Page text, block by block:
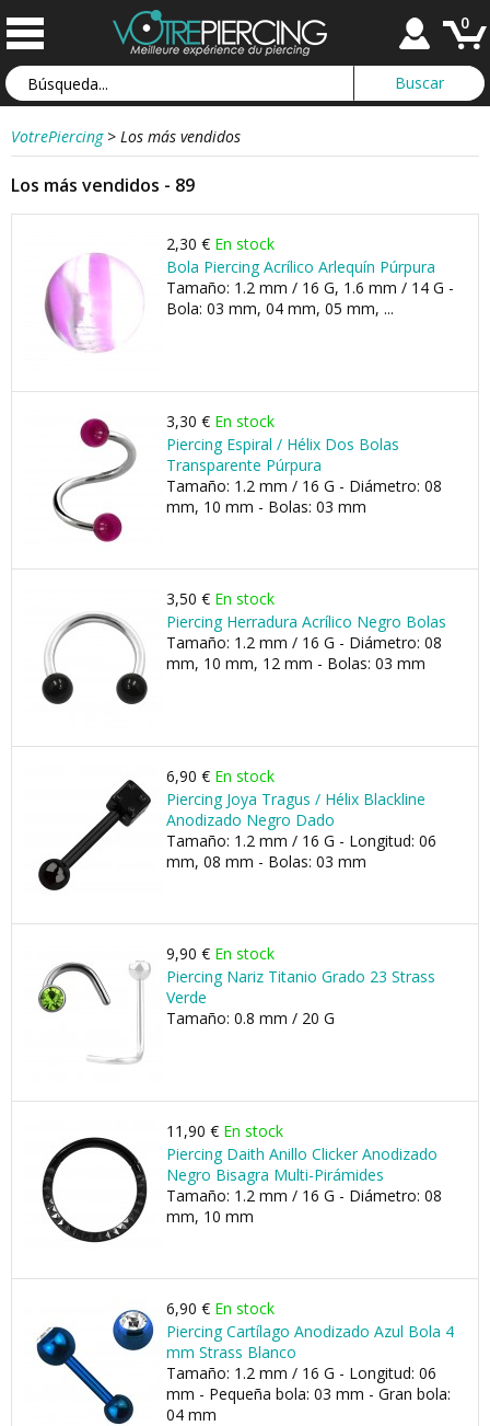
0
VotrePiercing > Los más vendidos
Los más vendidos - 89
2,30 € En stock
Bola Piercing Acrílico Arlequín Púrpura
Tamaño: 1.2 mm / 16 G, 1.6 mm / 14 G -
Bola: 03 mm, 04 mm, 05 mm, ...
3,30 € En stock
Piercing Espiral / Hélix Dos Bolas
Transparente Púrpura
Tamaño: 1.2 mm / 16 G - Diámetro: 08
mm, 10 mm - Bolas: 03 mm
3,50 € En stock
Piercing Herradura Acrílico Negro Bolas
Tamaño: 1.2 mm / 16 G - Diámetro: 08
mm, 10 mm, 12 mm - Bolas: 03 mm
6,90 € En stock
Piercing Joya Tragus / Hélix Blackline
Anodizado Negro Dado
Tamaño: 1.2 mm / 16 G - Longitud: 06
mm, 08 mm - Bolas: 03 mm
9,90 € En stock
Piercing Nariz Titanio Grado 23 Strass
Verde
Tamaño: 0.8 mm / 20 G
11,90 € En stock
Piercing Daith Anillo Clicker Anodizado
Negro Bisagra Multi-Pirámides
Tamaño: 1.2 mm / 16 G - Diámetro: 08
mm, 10 mm
6,90 € En stock
Piercing Cartílago Anodizado Azul Bola 4
mm Strass Blanco
Tamaño: 1.2 mm / 16 G - Longitud: 06
mm - Pequeña bola: 03 mm - Gran bola:
04 mm